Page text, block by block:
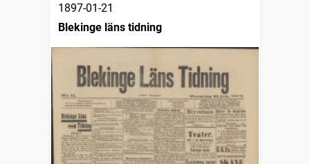
1897-01-21
Blekinge läns tidning